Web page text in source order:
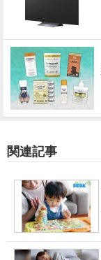
関連記事